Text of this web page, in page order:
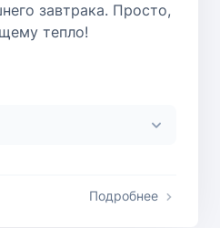
завтрака. Просто,
тепло!
Подробнее